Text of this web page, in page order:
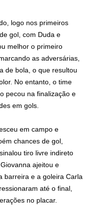
logo nos primeiros
gol, com Duda e
melhor o primeiro
as adversárias,
de bola, o que resultou
No entanto, o time
pecou na finalização e
em gols.
em campo e
chances de gol,
tiro livre indireto
ajeitou e
barreira e a goleira Carla
até o final,
no placar.